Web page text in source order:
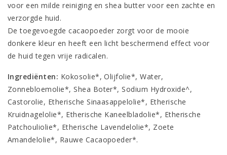
voor een milde reiniging en shea butter voor een zachte en
verzorgde huid.
De toegevoegde cacaopoeder zorgt voor de mooie
donkere kleur en heeft een licht beschermend effect voor
de huid tegen vrije radicalen.
Ingrediënten: Kokosolie*, Olijfolie*, Water,
Zonnebloemolie*, Shea Boter*, Sodium Hydroxide^,
Castorolie, Etherische Sinaasappelolie*, Etherische
Kruidnagelolie*, Etherische Kaneelbladolie*, Etherische
Patchouliolie*, Etherische Lavendelolie*, Zoete
Amandelolie*, Rauwe Cacaopoeder*.